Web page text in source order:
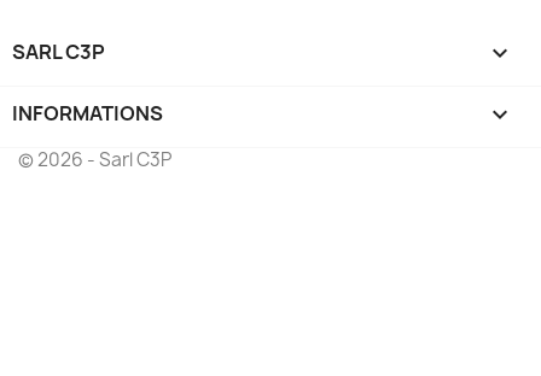
SARL C3P 
INFORMATIONS keyboard_arrow_down
© 2026 - Sarl C3P